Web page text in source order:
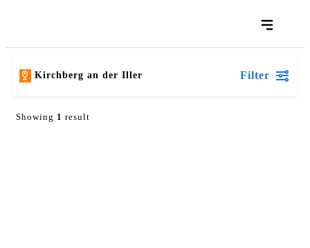
Kirchberg an der Iller Filter
Showing 1 result